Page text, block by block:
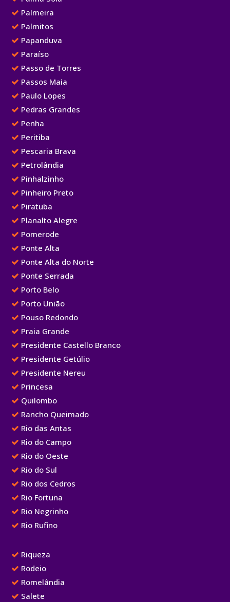
Palmeira
Palmitos
Papanduva
Paraíso
Passo de Torres
Passos Maia
Paulo Lopes
Pedras Grandes
Penha
Peritiba
Pescaria Brava
Petrolândia
Pinhalzinho
Pinheiro Preto
Piratuba
Planalto Alegre
Pomerode
Ponte Alta
Ponte Alta do Norte
Ponte Serrada
Porto Belo
Porto União
Pouso Redondo
Praia Grande
Presidente Castello Branco
Presidente Getúlio
Presidente Nereu
Princesa
Quilombo
Rancho Queimado
Rio das Antas
Rio do Campo
Rio do Oeste
Rio do Sul
Rio dos Cedros
Rio Fortuna
Rio Negrinho
Rio Rufino
Riqueza
Rodeio
Romelândia
Salete